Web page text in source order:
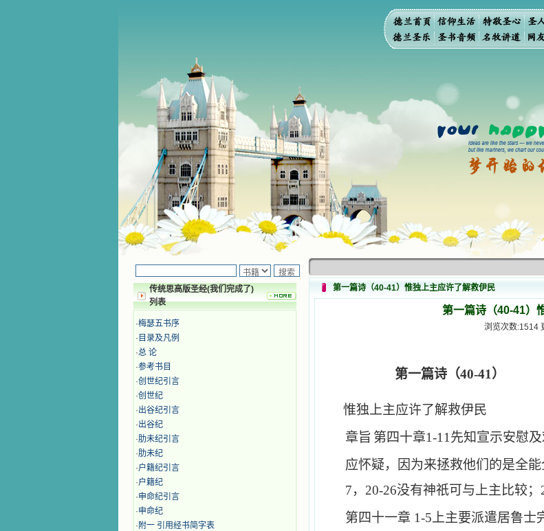
传统思高版圣经(我们完成了)
列表
·梅瑟五书序
· 目录及凡例
·总 论
·参考书目
·创世纪引言
·创世纪
·出谷纪引言
·出谷纪
·肋未纪引言
·肋未纪
·户籍纪引言
·户籍纪
·申命纪引言
·申命纪
· 附一 引用经书简字表
第一篇诗（40-41）惟独上主应许了解救伊民
第一篇诗（40-41）
浏览次数:1514
第一篇诗（40-41 ）
惟独上主应许了解救伊民
章旨 第四十章1-11 先知宣示安慰及
应怀疑，因为来拯救他们的是全能
7， 20-26没有神祇可与上主比较；
第四十一章 1-5 上主要派遣居鲁士